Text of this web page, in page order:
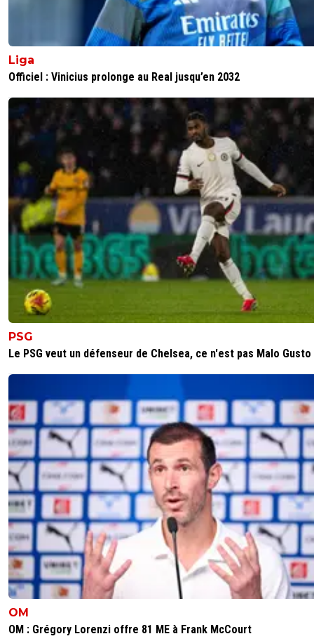
dès que tu perds un match tu es dans la cris now
+ Répondre
ah ouais j'pensais pas ça faisait depuis fin aout que
avait pas gagné
Répondre
Liga
Officiel : Vinicius prolonge au Real jusqu’en 2032
PSG
Le PSG veut un défenseur de Chelsea, ce n'est pas Malo Gusto
OM
OM : Grégory Lorenzi offre 81 ME à Frank McCourt